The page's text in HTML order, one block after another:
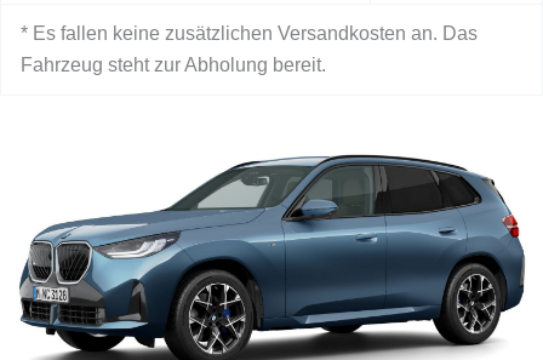
* Es fallen keine zusätzlichen Versandkosten an. Das
Fahrzeug steht zur Abholung bereit.